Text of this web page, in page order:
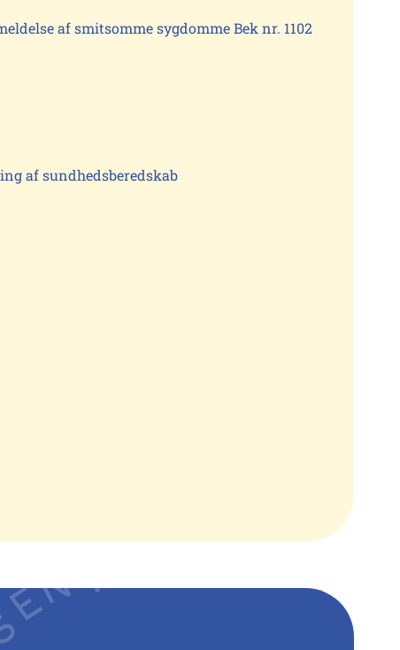
af smitsomme sygdomme Bek nr. 1102
af sundhedsberedskab